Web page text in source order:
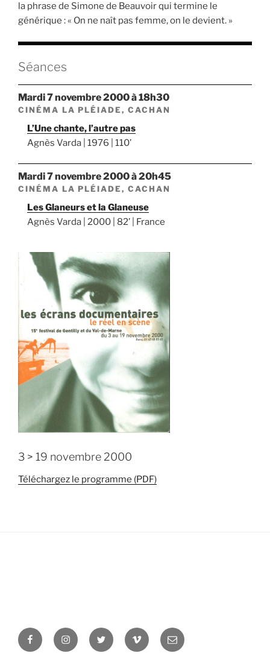
la phrase de Simone de Beauvoir qui termine le
générique : « On ne naît pas femme, on le devient. »
Séances
mardi 7 novembre 2000 à 18h30
CINÉMA LA PLÉIADE, CACHAN
L’Une chante, l’autre pas
Agnès Varda | 1976 | 110’
mardi 7 novembre 2000 à 20h45
CINÉMA LA PLÉIADE, CACHAN
Les Glaneurs et la Glaneuse
Agnès Varda | 2000 | 82’ | France
3 > 19 novembre 2000
Téléchargez le programme (PDF)
FacebookInstagramTwitter Vimeo Newsletter